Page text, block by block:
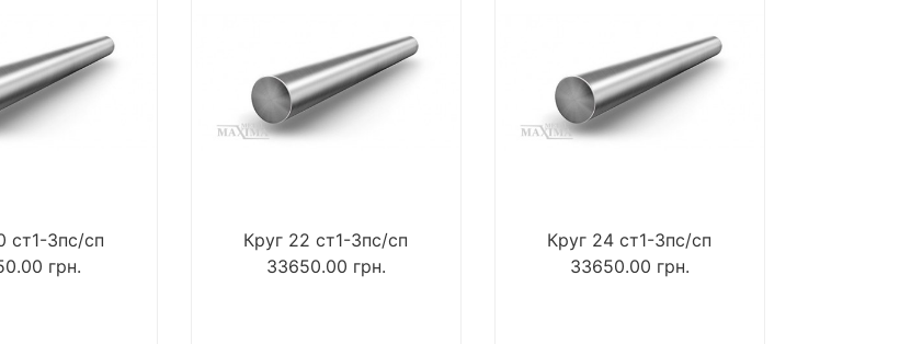
ст1-3пс/сп
грн.
Круг 22 ст1-3пс/сп
33650.00 грн.
Круг 24 ст1-3пс/сп
33650.00 грн.